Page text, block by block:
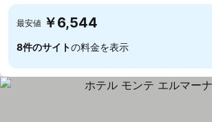
最安値 ￥6,544
8件のサイトの料金を表示